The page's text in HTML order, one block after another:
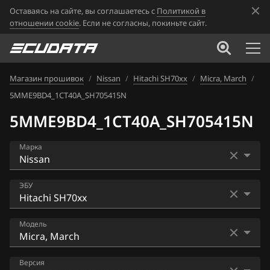
Оставаясь на сайте, вы соглашаетесь с Политикой в
отношении cookie. Если не согласны, покиньте сайт.
Магазин прошивок / Nissan / Hitachi SH70xx / Micra, March /
5MME9BD4_1CT40A_SH705415N
5MME9BD4_1CT40A_SH705415N
Марка
Acura
Alfa Romeo
ATLAS
ЭБУ
Bosch EDC16CP33
Bosch EDC17C84
Модель
AD
Версия